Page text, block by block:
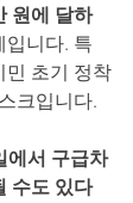
원에 달하
입니다. 특
민 초기 정착
크입니다.
에서 구급차
수도 있다